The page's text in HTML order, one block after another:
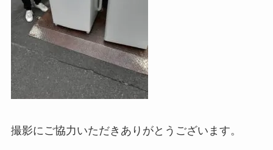
撮影にご協力いただきありがとうございます。